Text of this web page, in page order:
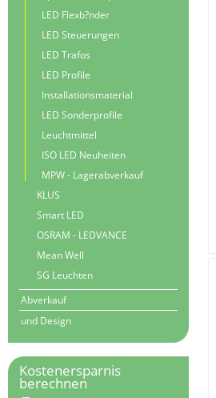
LED Flexb?nder
LED Steuerungen
LED Trafos
LED Profile
Installationsmaterial
LED Sonderprofile
Leuchtmittel
ISO LED Neuheiten
MPW - Lagerabverkauf
KLUS
Smart LED
OSRAM - LEDVANCE
Mean Well
SG Leuchten
Abverkauf
und Design
Kostenersparnis
berechnen